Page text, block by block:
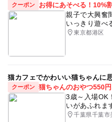
クーポン
お得にあそべる！10%
親子で大興奮
いっきり遊べ
東京都港区
猫カフェでかわいい猫ちゃんに
クーポン 猫ちゃんのおやつ550
3歳～入場OK
いがあふれま
千葉県千葉市